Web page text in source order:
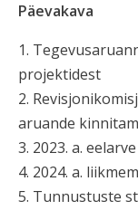
Päevakava
1.
projektidest
2.
aruande
3. 2023. a.
4. 2024. a.
5. Tunnustuste